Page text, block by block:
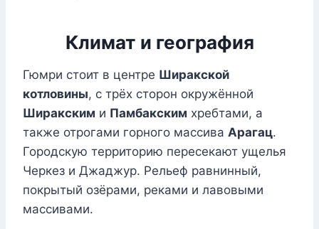
Климат и география
Гюмри стоит в центре Ширакской
котловины, с трёх сторон окружённой
Ширакским и Памбакским хребтами, а
также отрогами горного массива Арагац.
Городскую территорию пересекают ущелья
Черкез и Джаджур. Рельеф равнинный,
покрытый озёрами, реками и лавовыми
массивами.